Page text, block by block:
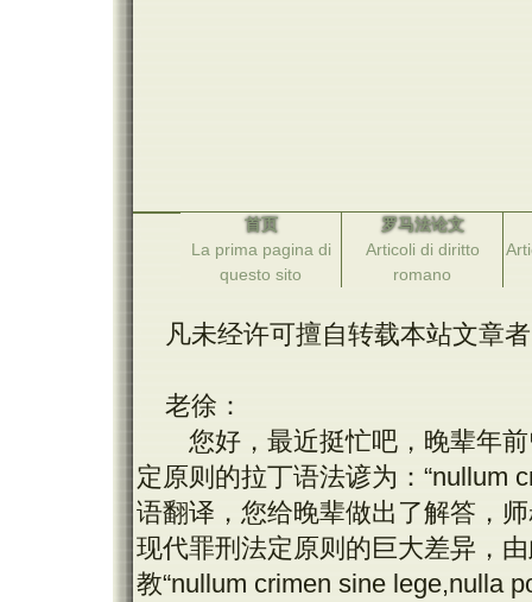
首页
La prima pagina di
questo sito
罗马法论文
Articoli di diritto
romano
凡未经许可擅自转载本站文章
老徐：
您好，最近挺忙吧，晚辈年前
定原则的拉丁语法谚为：“nullum
语翻译，您给晚辈做出了解答，
现代罪刑法定原则的巨大差异，
教“nullum crimen sine lege,nulla